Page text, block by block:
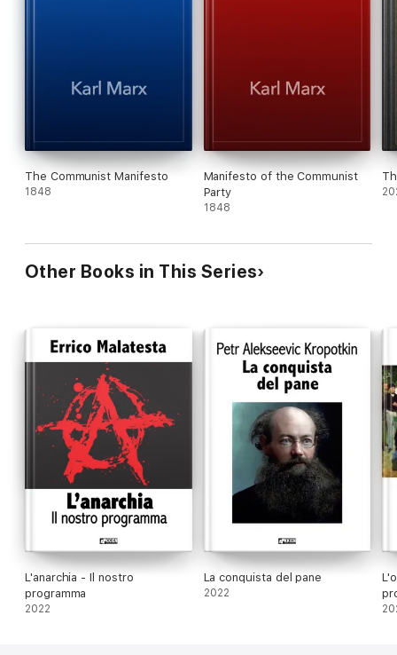
The Communist Manifesto
1848
Manifesto of the Communist
Party
1848
Other Books in This Series
L'anarchia - Il nostro
programma
2022
La conquista del pane
2022